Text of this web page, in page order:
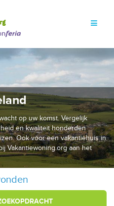
op uw komst. Vergelijk
en kwaliteit honderden
Ook voor een vakantiehuis in
Vakantiewoning.org aan het